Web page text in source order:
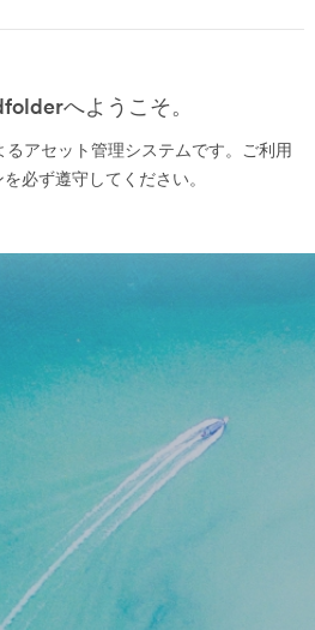
へようこそ。
アセット管理システムです。ご利用
必ず遵守してください。